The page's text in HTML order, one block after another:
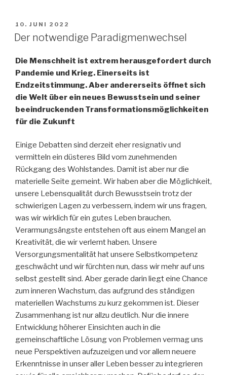
VERÖFFENTLICHT
AM
10. JUNI 2022
Der notwendige Paradigmenwechsel
Die Menschheit ist extrem herausgefordert durch
Pandemie und Krieg. Einerseits ist
Endzeitstimmung. Aber andererseits öffnet sich
die Welt über ein neues Bewusstsein und seiner
beeindruckenden Transformationsmöglichkeiten
für die Zukunft
Einige Debatten sind derzeit eher resignativ und
vermitteln ein düsteres Bild vom zunehmenden
Rückgang des Wohlstandes. Damit ist aber nur die
materielle Seite gemeint. Wir haben aber die Möglichkeit,
unsere Lebensqualität durch Bewusstsein trotz der
schwierigen Lagen zu verbessern, indem wir uns fragen,
was wir wirklich für ein gutes Leben brauchen.
Verarmungsängste entstehen oft aus einem Mangel an
Kreativität, die wir verlernt haben. Unsere
Versorgungsmentalität hat unsere Selbstkompetenz
geschwächt und wir fürchten nun, dass wir mehr auf uns
selbst gestellt sind. Aber gerade darin liegt eine Chance
zum inneren Wachstum, das aufgrund des ständigen
materiellen Wachstums zu kurz gekommen ist. Dieser
Zusammenhang ist nur allzu deutlich. Nur die innere
Entwicklung höherer Einsichten auch in die
gemeinschaftliche Lösung von Problemen vermag uns
neue Perspektiven aufzuzeigen und vor allem neuere
Erkenntnisse in unser aller Leben besser zu integrieren